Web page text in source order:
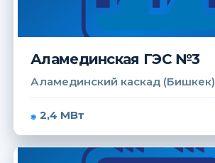
Аламединская ГЭС №3
Аламединский каскад (Бишкек)
2,4 МВт